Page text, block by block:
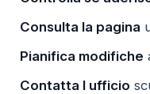
Consulta la pagina
Pianifica modifiche
Contatta l ufficio